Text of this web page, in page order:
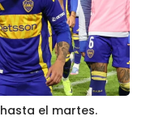
el martes.